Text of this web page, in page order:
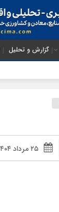
گزارش و تحلیل
۲۵ مرداد ۱۴۰۴ - ۱۰:۰۰